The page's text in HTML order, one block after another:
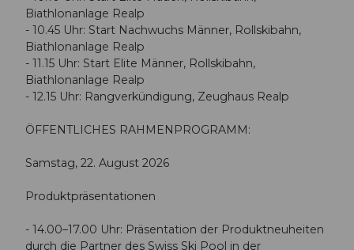
Biathlonanlage Realp
- 10.45 Uhr: Start Nachwuchs Männer, Rollskibahn,
Biathlonanlage Realp
- 11.15 Uhr: Start Elite Männer, Rollskibahn,
Biathlonanlage Realp
- 12.15 Uhr: Rangverkündigung, Zeughaus Realp
ÖFFENTLICHES RAHMENPROGRAMM:
Samstag, 22. August 2026
Produktpräsentationen
- 14.00–17.00 Uhr: Präsentation der Produktneuheiten
durch die Partner des Swiss Ski Pool in der